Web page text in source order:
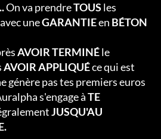
On va prendreTOUS les
uneGARANTIEen BÉTON
AVOIR TERMINÉle
AVOIR APPLIQUÉce qui est
génère pas tes premiers euros
s'engage àTE
JUSQU'AU